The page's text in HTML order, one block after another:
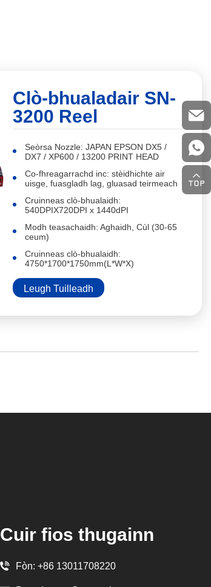
Clò-bhualadair SN-
3200 Reel
Seòrsa Nozzle: JAPAN EPSON DX5 /
DX7 / XP600 / 13200 PRINT HEAD
Co-fhreagarrachd inc: stèidhichte air
uisge, fuasgladh lag, gluasad teirmeach
Cruinneas clò-bhualaidh:
540DPIX720DPI x 1440dPI
Modh teasachaidh: Aghaidh, Cùl (30-65
ceum)
Cruinneas clò-bhualaidh:
4750*1700*1750mm(L*W*X)
Leugh Tuilleadh
Cuir fios thugainn
Fòn:+86 13011708220